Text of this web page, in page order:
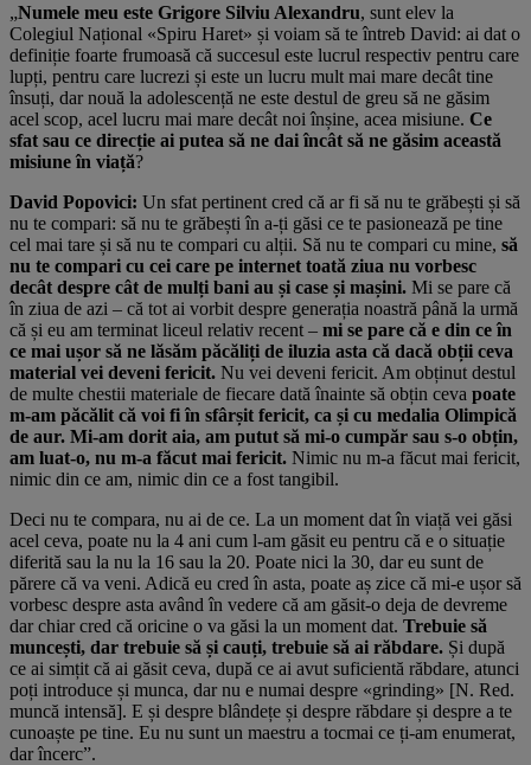
„Numele meu este Grigore Silviu Alexandru, sunt elev la
Colegiul Național «Spiru Haret» și voiam să te întreb David: ai dat o
definiție foarte frumoasă că succesul este lucrul respectiv pentru care
lupți, pentru care lucrezi și este un lucru mult mai mare decât tine
însuți, dar nouă la adolescență ne este destul de greu să ne găsim
acel scop, acel lucru mai mare decât noi înșine, acea misiune. Ce
sfat sau ce direcție ai putea să ne dai încât să ne găsim această
misiune în viață?
David Popovici: Un sfat pertinent cred că ar fi să nu te grăbești și să
nu te compari: să nu te grăbești în a-ți găsi ce te pasionează pe tine
cel mai tare și să nu te compari cu alții. Să nu te compari cu mine, să
nu te compari cu cei care pe internet toată ziua nu vorbesc
decât despre cât de mulți bani au și case și mașini. Mi se pare că
în ziua de azi – că tot ai vorbit despre generația noastră până la urmă
că și eu am terminat liceul relativ recent – mi se pare că e din ce în
ce mai ușor să ne lăsăm păcăliți de iluzia asta că dacă obții ceva
material vei deveni fericit. Nu vei deveni fericit. Am obținut destul
de multe chestii materiale de fiecare dată înainte să obțin ceva poate
m-am păcălit că voi fi în sfârșit fericit, ca și cu medalia Olimpică
de aur. Mi-am dorit aia, am putut să mi-o cumpăr sau s-o obțin,
am luat-o, nu m-a făcut mai fericit. Nimic nu m-a făcut mai fericit,
nimic din ce am, nimic din ce a fost tangibil.
Deci nu te compara, nu ai de ce. La un moment dat în viață vei găsi
acel ceva, poate nu la 4 ani cum l-am găsit eu pentru că e o situație
diferită sau la nu la 16 sau la 20. Poate nici la 30, dar eu sunt de
părere că va veni. Adică eu cred în asta, poate aș zice că mi-e ușor să
vorbesc despre asta având în vedere că am găsit-o deja de devreme
dar chiar cred că oricine o va găsi la un moment dat. Trebuie să
muncești, dar trebuie să și cauți, trebuie să ai răbdare. Și după
ce ai simțit că ai găsit ceva, după ce ai avut suficientă răbdare, atunci
poți introduce și munca, dar nu e numai despre «grinding» [N. Red.
muncă intensă]. E și despre blândețe și despre răbdare și despre a te
cunoaște pe tine. Eu nu sunt un maestru a tocmai ce ți-am enumerat,
dar încerc”.